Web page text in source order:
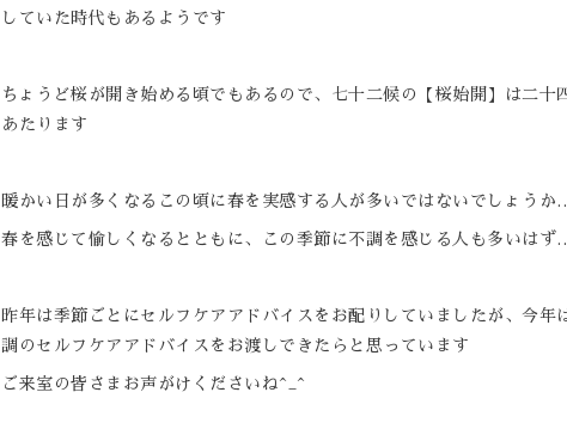
していた時代もあるようです
ちょうど桜が開き始める頃でもあるので、七十二候の【桜始開】は二十
あたります
暖かい日が多くなるこの頃に春を実感する人が多いではないでしょうか
春を感じて愉しくなるとともに、この季節に不調を感じる人も多いはず
昨年は季節ごとにセルフケアアドバイスをお配りしていましたが、今年
調のセルフケアアドバイスをお渡しできたらと思っています
ご来室の皆さまお声がけくださいね^_^